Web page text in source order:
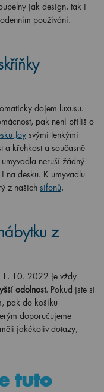
jak design, tak i
používání.
dojem luxusu.
pak není příliš o
Joy svými tenkými
a křehkost a současně
neruší žádný
na desku. K umyvadlu
z našich sifonů.
z
1. 10. 2022 je vždy
odolnost. Pokud jste si
pak do košíku
doporučujeme
jakékoliv dotazy,
tuto